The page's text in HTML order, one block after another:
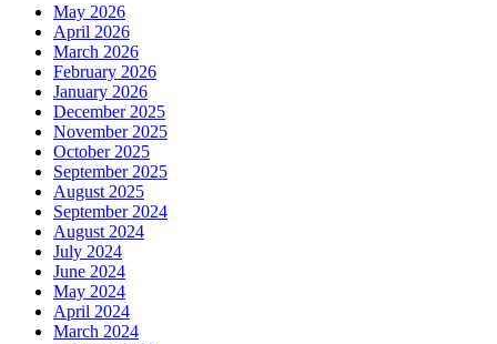
May 2026
April 2026
March 2026
February 2026
January 2026
December 2025
November 2025
October 2025
September 2025
August 2025
September 2024
August 2024
July 2024
June 2024
May 2024
April 2024
March 2024